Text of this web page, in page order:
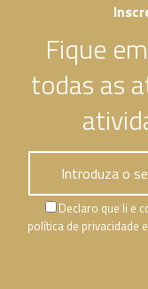
Fique
todas as
Declaro que li e
política de privacidade